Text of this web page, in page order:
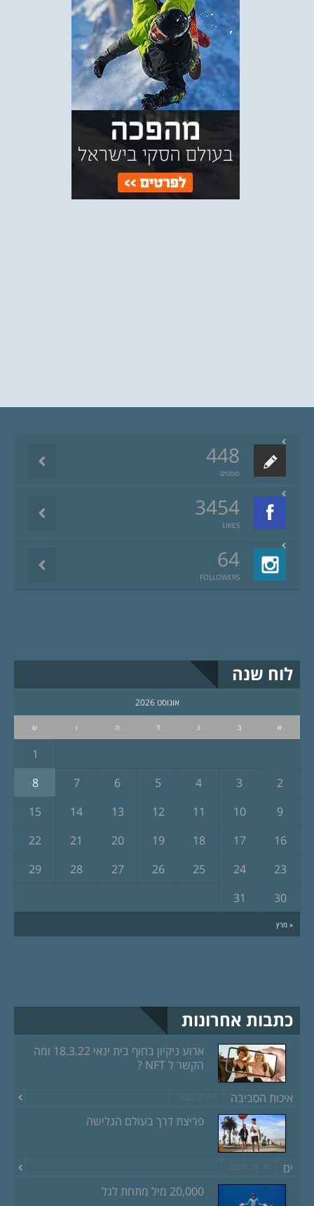
448
פוסטים
3454
LIKES
64
FOLLOWERS
לוח שנה
אוגוסט 2026
א ב ג ד ה ו ש
« מרץ
1
2
3
4
5
6
7
8
9
10
11
12
13
14
15
16
17
18
19
20
21
22
23
24
25
26
27
28
29
30
31
כתבות אחרונות
ארוע ניקיון בחוף בית ינאי 18.3.22 ומה
הקשר ל NFT ?
איכות הסביבה מרץ 8, 2022
פריצת דרך בעולם הגלישה
ים יוני 18, 2020
20,000 מיל מתחת לגל